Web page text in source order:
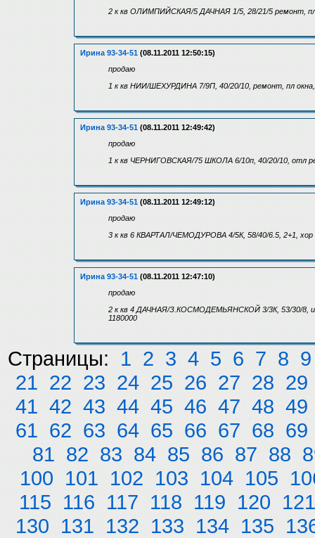
2 к кв ОЛИМПИЙСКАЯ/5 ДАЧНАЯ 1/5, 28/21/5 ремонт, пл
Ирина 93-34-51 (08.11.2011 12:50:15)
продаю
1 к кв НИИ/ШЕХУРДИНА 7/9П, 40/20/10, ремонт, пл
Ирина 93-34-51 (08.11.2011 12:49:42)
продаю
1 к кв ЧЕРНИГОВСКАЯ/75 ШКОЛА 6/10п, 40/20/10, отл
Ирина 93-34-51 (08.11.2011 12:49:12)
продаю
3 к кв 6 КВАРТАЛ/ЧЕМОДУРОВА 4/5К, 58/40/6.5, 2+1, хор
Ирина 93-34-51 (08.11.2011 12:47:10)
продаю
2 к кв 4 ДАЧНАЯ/З.КОСМОДЕМЬЯНСКОЙ 3/3К, 53/30/8,
1180000
Страницы: 1 2 3 4 5 6 7 8 9
21 22 23 24 25 26 27 28 29
41 42 43 44 45 46 47 48 49
61 62 63 64 65 66 67 68 69
81 82 83 84 85 86 87 88
100 101 102 103 104 105
115 116 117 118 119 120 121
130 131 132 133 134 135